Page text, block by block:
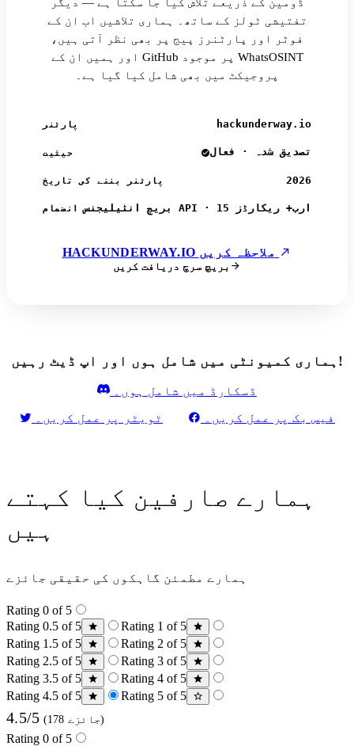
ڈومین کے ذریعے تلاش کیا جا سکتا ہے — دیگر
تفتیشی ٹولز کے ساتھ۔ ہماری تلاشیں اب ان کے
فوٹر اور پارٹنرز پیج پر بھی نظر آتی ہیں،
اور ہمیں ان کے GitHub پر موجود WhatsOSINT
پروجیکٹ میں بھی شامل کیا گیا ہے۔
پارٹنر hackunderway.io
حیثیت تصدیق شدہ · فعال
پارٹنر بننے کی تاریخ 2026
انضمام بریچ انٹیلیجنس API · 15 ارب+ ریکارڈز
بریچ سرچ دریافت کریں
ہماری کمیونٹی میں شامل ہوں اور اپ ڈیٹ رہیں!
ڈسکارڈ میں شامل ہوں۔
ٹویٹر پر عمل کریں۔
فیس بک پر عمل کریں۔
ہمارے صارفین کیا کہتے
ہیں
ہمارے مطمئن گاہکوں کی حقیقی جائزے
Rating 0 of 5
Rating 0.5 of 5
Rating 1 of 5
Rating 1.5 of 5
Rating 2 of 5
Rating 2.5 of 5
Rating 3 of 5
Rating 3.5 of 5
Rating 4 of 5
Rating 4.5 of 5
Rating 5 of 5
4.5/5 (178 جائزے)
Rating 0 of 5